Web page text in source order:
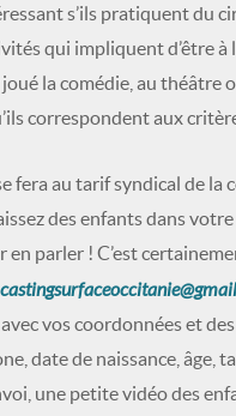
s’ils pratiquent du
qui impliquent d’être à
joué la comédie, au
correspondent aux
fera au tarif syndical de
des enfants dans
en parler ! C’est
vos coordonnées et
date de naissance, âge,
une petite vidéo des